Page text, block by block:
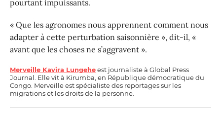
pourtant impuissants.
« Que les agronomes nous apprennent comment nous
adapter à cette perturbation saisonnière », dit-il, «
avant que les choses ne s’aggravent ».
Merveille Kavira Lungeheest journaliste à Global Press
Journal. Elle vit à Kirumba, en République démocratique du
Congo. Merveille est spécialiste des reportages sur les
migrations et les droits de la personne.